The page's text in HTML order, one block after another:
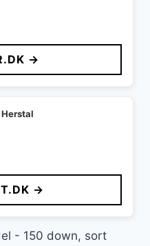
→
kr..
→
- 150 down, sort